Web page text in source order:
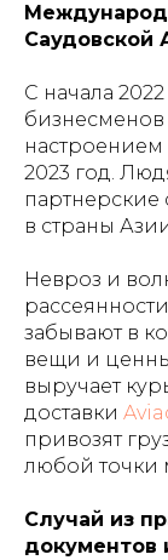
Саудовской
С начала
бизнесменов
2023 год.
партнерские
в страны
Невроз и
забывают в
вещи и
выручает
доставки
привозят
любой точки
Случай из
документов